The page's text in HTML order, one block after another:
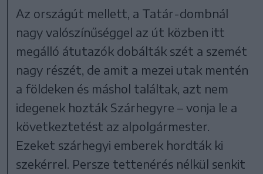
Az országút mellett, a Tatár-dombnál
nagy valószínűséggel az út közben itt
megálló átutazók dobálták szét a szemét
nagy részét, de amit a mezei utak mentén
a földeken és máshol találtak, azt nem
idegenek hozták Szárhegyre – vonja le a
következtetést az alpolgármester.
Ezeket szárhegyi emberek hordták ki
szekérrel. Persze tettenérés nélkül senkit